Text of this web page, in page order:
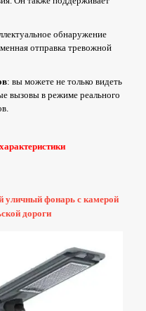
обнаружение
отправка тревожной
: вы можете не только видеть
вызовы в режиме реального
уличный фонарь с камерой
дороги